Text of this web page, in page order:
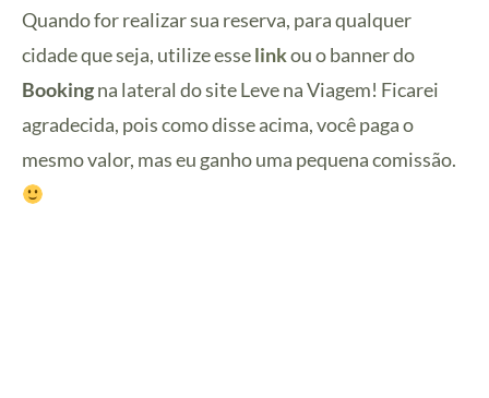
Quando for realizar sua reserva, para qualquer
cidade que seja, utilize esselinkou o banner do
Bookingna lateral do site Leve na Viagem! Ficarei
agradecida, pois como disse acima, você paga o
mesmo valor, mas eu ganho uma pequena comissão.